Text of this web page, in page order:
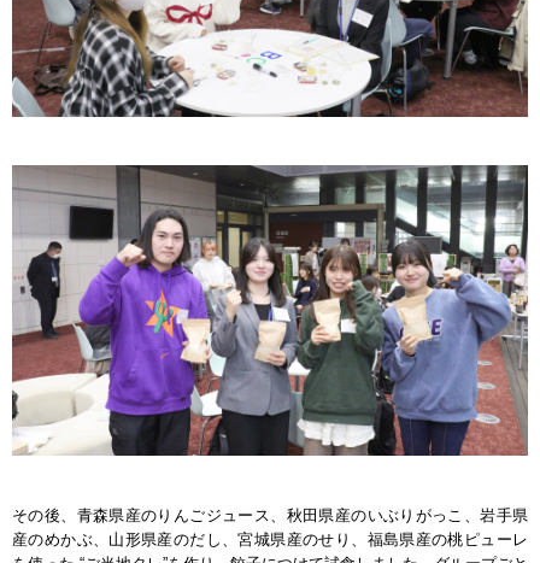
その後、青森県産のりんごジュース、秋田県産のいぶりがっこ、岩手県
産のめかぶ、山形県産のだし、宮城県産のせり、福島県産の桃ピューレ